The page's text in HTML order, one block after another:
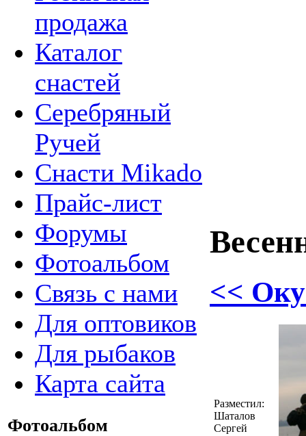
продажа
Каталог
снастей
Серебряный
Ручей
Снасти Mikado
Прайс-лист
Форумы
Фотоальбом
Связь с нами
Для оптовиков
Для рыбаков
Карта сайта
Фотоальбом
<<
Разместил:
Шаталов
Сергей